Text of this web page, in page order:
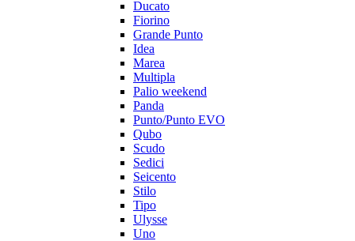
Ducato
Fiorino
Grande Punto
Idea
Marea
Multipla
Palio weekend
Panda
Punto/Punto EVO
Qubo
Scudo
Sedici
Seicento
Stilo
Tipo
Ulysse
Uno